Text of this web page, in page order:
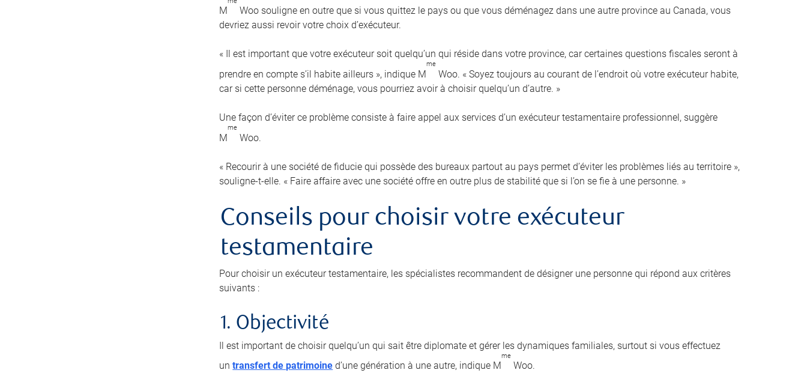
M
Woo souligne en outre que si vous quittez le pays ou que vous déménagez dans une autre province au Canada, vous
devriez aussi revoir votre choix d’exécuteur.
« Il est important que votre exécuteur soit quelqu’un qui réside dans votre province, car certaines questions fiscales seront à
prendre en compte s’il habite ailleurs », indique M
me
Woo. « Soyez toujours au courant de l’endroit où votre exécuteur habite,
car si cette personne déménage, vous pourriez avoir à choisir quelqu’un d’autre. »
Une façon d’éviter ce problème consiste à faire appel aux services d’un exécuteur testamentaire professionnel, suggère
M
me
Woo.
« Recourir à une société de fiducie qui possède des bureaux partout au pays permet d’éviter les problèmes liés au territoire »,
souligne-t-elle. « Faire affaire avec une société offre en outre plus de stabilité que si l’on se fie à une personne. »
Conseils pour choisir votre exécuteur
testamentaire
Pour choisir un exécuteur testamentaire, les spécialistes recommandent de désigner une personne qui répond aux critères
suivants :
1. Objectivité
Il est important de choisir quelqu’un qui sait être diplomate et gérer les dynamiques familiales, surtout si vous effectuez
untransfert de patrimoine d’une génération à une autre, indique M
me
Woo.